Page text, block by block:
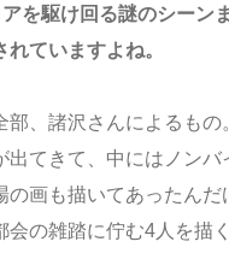
を駆け回る謎のシーン
ていますよね。
部、諸沢さんによるも
てきて、中にはノン
の画も描いてあったん
の雑踏に佇む4人を描